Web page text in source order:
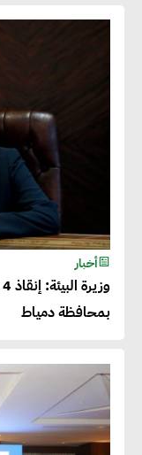
أخبار
بمحافظة دمياط